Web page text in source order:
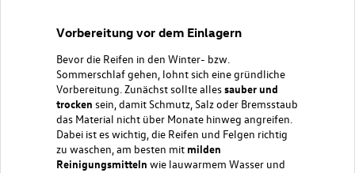
Vorbereitung vor dem Einlagern
Bevor die Reifen in den Winter- bzw.
Sommerschlaf gehen, lohnt sich eine gründliche
Vorbereitung. Zunächst sollte allessauber und
trocken sein, damit Schmutz, Salz oder Bremsstaub
das Material nicht über Monate hinweg angreifen.
Dabei ist es wichtig, die Reifen und Felgen richtig
zu waschen , am besten mit milden
Reinigungsmitteln wie lauwarmem Wasser und